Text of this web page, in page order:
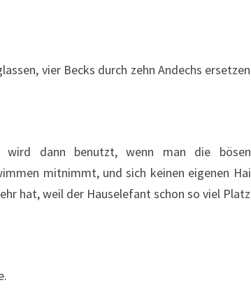
vier Becks durch zehn Andechs ersetzen
wird dann benutzt, wenn man die bösen
mitnimmt, und sich keinen eigenen Hai
hat, weil der Hauselefant schon so viel Platz